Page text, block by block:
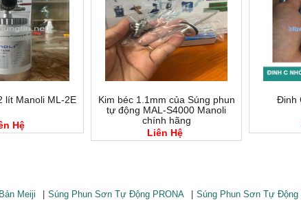
lít Manoli ML-2E
Hệ
Kim béc 1.1mm của Súng phun
tự động MAL-S4000 Manoli
chính hãng
Liên Hệ
Đinh
Meiji Súng Phun Sơn Tự Động PRONA Súng Phun Sơn Tự Động